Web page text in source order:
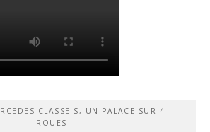
CLASSE S, UN PALACE SUR 4
ROUES